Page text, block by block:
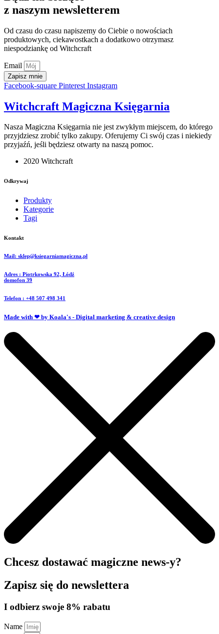
z naszym newsletterem
Od czasu do czasu napiszemy do Ciebie o nowościach
produktowych, ciekawostkach a dodatkowo otrzymasz
niespodziankę od Witchcraft
Email
Zapisz mnie
Facebook-square Pinterest Instagram
Witchcraft Magiczna Księgarnia
Nasza Magiczna Księgarnia nie jest zwykłym miejscem, do którego
przyjdziesz zrobić tylko zakupy. Oferujemy Ci swój czas i niekiedy
przyjaźń, jeśli będziesz otwarty na naszą pomoc.
2020 Witchcraft
Odkrywaj
Produkty
Kategorie
Tagi
Kontakt
Mail: sklep@ksiegarniamagiczna.pl
Adres : Piotrkowska 92, Łódź
domofon 39
Telefon : +48 507 498 341
Made with ❤ by Koala's - Digital marketing & creative design
Chcesz dostawać magiczne news-y?
Zapisz się do newslettera
I odbierz swoje 8% rabatu
Name